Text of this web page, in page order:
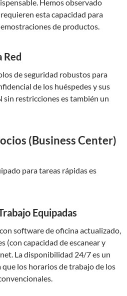
Hemos observado
esta capacidad para
de productos.
Red
de seguridad robustos para
de los huéspedes y sus
sin restricciones es también un
(Business Center)
para tareas rápidas es
Equipadas
software de oficina actualizado,
(con capacidad de escanear y
La disponibilidad 24/7 es un
los horarios de trabajo de los